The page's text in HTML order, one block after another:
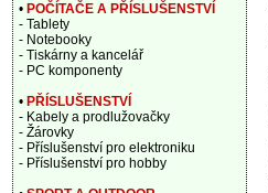
• POČÍTAČE A PŘÍSLUŠENSTVÍ
- Tablety
- Notebooky
- Tiskárny a kancelář
- PC komponenty
• PŘÍSLUŠENSTVÍ
- Kabely a prodlužovačky
- Žárovky
- Příslušenství pro elektroniku
- Příslušenství pro hobby